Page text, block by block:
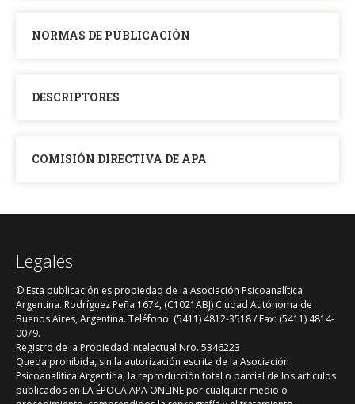
NORMAS DE PUBLICACIÓN
DESCRIPTORES
COMISIÓN DIRECTIVA DE APA
Legales
© Esta publicación es propiedad de la Asociación Psicoanalítica
Argentina. Rodríguez Peña 1674, (C1021ABJ) Ciudad Autónoma de
Buenos Aires, Argentina. Teléfono: (5411) 4812-3518 / Fax: (5411) 4814-
0079.
Registro de la Propiedad Intelectual Nro. 5346223
Queda prohibida, sin la autorización escrita de la Asociación
Psicoanalítica Argentina, la reproducción total o parcial de los artículos
publicados en LA ÉPOCA APA ONLINE por cualquier medio o